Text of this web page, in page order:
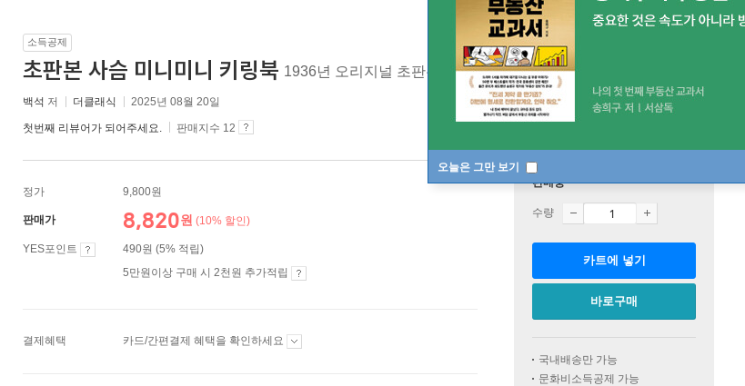
오늘은 그만 보기
소득공제
초판본 사슴 미니미니 키링북 1936년 오리지널 초판본 표디디자인
백석 저 더클래식 2025년 08월 20일
첫번째 리뷰어가 되어주세요. 판매지수 12
정가 9,800원
판매가 8,820원 (10% 할인)
YES포인트
490원 (5% 적립)
5만원이상 구매 시 2천원 추가적립
결제혜택 카드/간편결제 혜택을 확인하세요
판매중
수량
카트에 넣기
바로구매
국내배송만 가능
문화비소득공제 가능